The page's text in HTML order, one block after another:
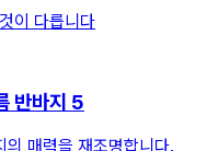
반바지 5
매력을 재조명합니다.